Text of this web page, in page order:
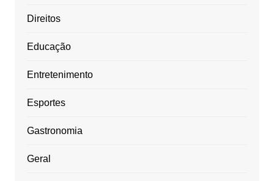
Direitos
Educação
Entretenimento
Esportes
Gastronomia
Geral